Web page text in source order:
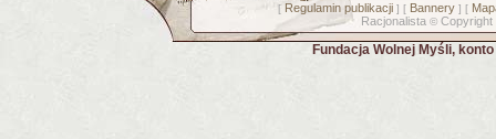
[ Regulamin publikacji] [ Bannery] [
Racjonalista © Copyright
Fundacja Wolnej Myśli,